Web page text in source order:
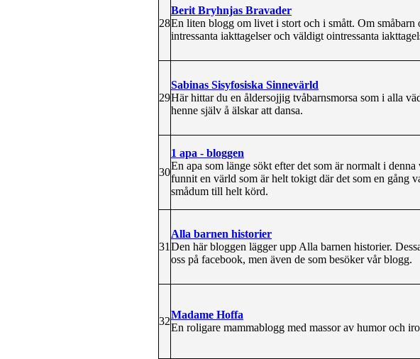
28
Berit Bryhnjas Bravader
En liten blogg om livet i stort och i smått. Om småbarn
intressanta iakttagelser och väldigt ointressanta
29
Sabinas Sisyfosiska Sinnevärld
Här hittar du en åldersojjig tvåbarnsmorsa som i alla
henne själv å älskar att dansa.
30
1 apa - bloggen
En apa som länge sökt efter det som är normalt i
funnit en värld som är helt tokigt där det som en gång
smådum till helt körd.
31
Alla barnen historier
Den här bloggen lägger upp Alla barnen historier.
oss på facebook, men även de som besöker vår blogg.
32
Madame Hoffa
En roligare mammablogg med massor av humor och